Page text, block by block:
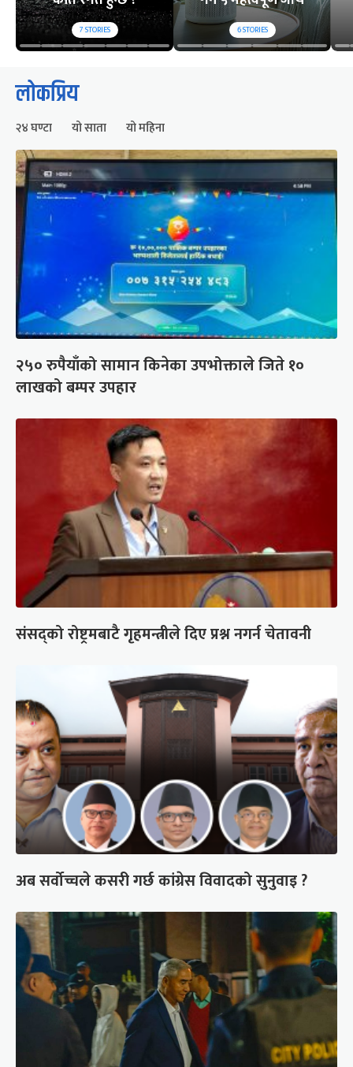
7STORIES 6STORIES
लोकप्रिय
२४ घण्टा यो साता यो महिना
२५० रुपैयाँको सामान किनेका उपभोक्ताले जिते १०
लाखको बम्पर उपहार
संसद्को रोष्ट्रमबाटै गृहमन्त्रीले दिए प्रश्न नगर्न चेतावनी
अब सर्वोच्चले कसरी गर्छ कांग्रेस विवादको सुनुवाइ ?